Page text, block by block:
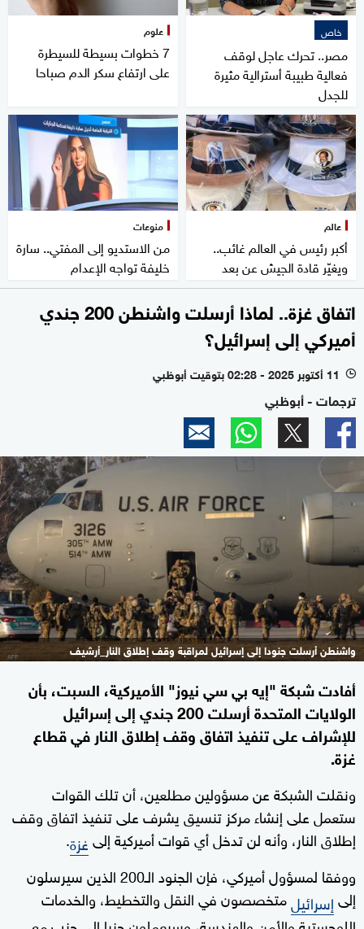
خاص
مصر.. تحرك عاجل لوقف
فعالية طبيبة أسترالية مثيرة
للجدل
علوم
7 خطوات بسيطة للسيطرة
على ارتفاع سكر الدم صباحا
عالم
أكبر رئيس في العالم غائب..
ويغيّر قادة الجيش عن بعد
منوعات
من الاستديو إلى المفتي.. سارة
خليفة تواجه الإعدام
اتفاق غزة.. لماذا أرسلت واشنطن 200 جندي
أميركي إلى إسرائيل؟
l 11 أكتوبر 2025 - 02:28 بتوقيت أبوظبي
ترجمات - أبوظبي
واشنطن أرسلت جنودا إلى إسرائيل لمراقبة وقف إطلاق النار_أرشيف
أفادت شبكة "إيه بي سي نيوز" الأميركية، السبت، بأن
الولايات المتحدة أرسلت 200 جندي إلى إسرائيل
للإشراف على تنفيذ اتفاق وقف إطلاق النار في قطاع
غزة.
ونقلت الشبكة عن مسؤولين مطلعين، أن تلك القوات
ستعمل على إنشاء مركز تنسيق يشرف على تنفيذ اتفاق وقف
إطلاق النار، وأنه لن تدخل أي قوات أميركية إلىغزة.
ووفقا لمسؤول أميركي، فإن الجنود الـ200 الذين سيرسلون
إلىإسرائيلمتخصصون في النقل والتخطيط، والخدمات